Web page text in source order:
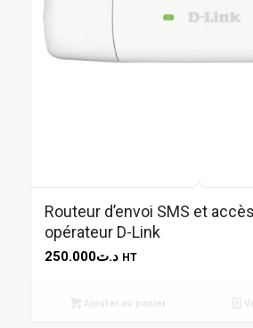
Routeur d’envoi SMS et
opérateur D-Link
250.000د.ت HT